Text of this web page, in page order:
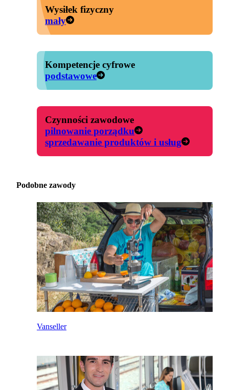
Wysiłek fizyczny
mały
Kompetencje cyfrowe
podstawowe
Czynności zawodowe
pilnowanie porządku
sprzedawanie produktów i usług
Podobne zawody
Vanseller